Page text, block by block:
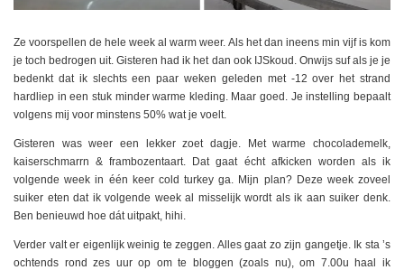
Ze voorspellen de hele week al warm weer. Als het dan ineens min vijf is kom
je toch bedrogen uit. Gisteren had ik het dan ook IJSkoud. Onwijs suf als je je
bedenkt dat ik slechts een paar weken geleden met -12 over het strand
hardliep in een stuk minder warme kleding. Maar goed. Je instelling bepaalt
volgens mij voor minstens 50% wat je voelt.
Gisteren was weer een lekker zoet dagje. Met warme chocolademelk,
kaiserschmarrn & frambozentaart. Dat gaat écht afkicken worden als ik
volgende week in één keer cold turkey ga. Mijn plan? Deze week zoveel
suiker eten dat ik volgende week al misselijk wordt als ik aan suiker denk.
Ben benieuwd hoe dát uitpakt, hihi.
Verder valt er eigenlijk weinig te zeggen. Alles gaat zo zijn gangetje. Ik sta ’s
ochtends rond zes uur op om te bloggen (zoals nu), om 7.00u haal ik